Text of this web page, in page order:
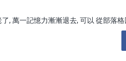
, 萬一記憶力漸漸退去, 可以 從部落格